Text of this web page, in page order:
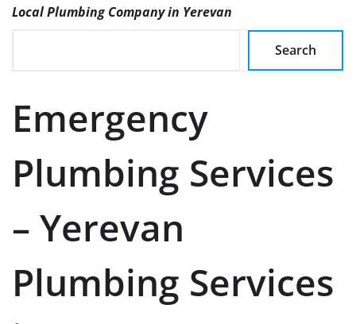
Local Plumbing Company in Yerevan
Search
Emergency
Plumbing Services
– Yerevan
Plumbing Services